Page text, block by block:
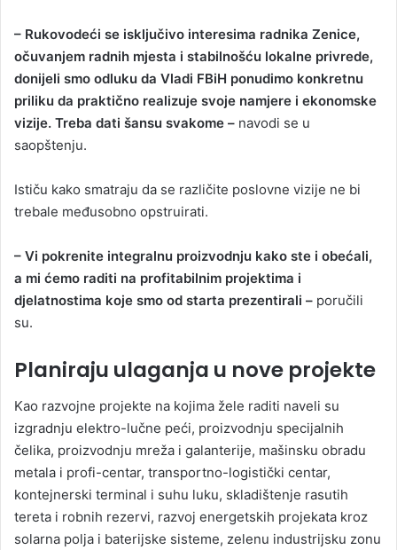
– Rukovodeći se isključivo interesima radnika Zenice,
očuvanjem radnih mjesta i stabilnošću lokalne privrede,
donijeli smo odluku da Vladi FBiH ponudimo konkretnu
priliku da praktično realizuje svoje namjere i ekonomske
vizije. Treba dati šansu svakome – navodi se u
saopštenju.
Ističu kako smatraju da se različite poslovne vizije ne bi
trebale međusobno opstruirati.
– Vi pokrenite integralnu proizvodnju kako ste i obećali,
a mi ćemo raditi na profitabilnim projektima i
djelatnostima koje smo od starta prezentirali – poručili
su.
Planiraju ulaganja u nove projekte
Kao razvojne projekte na kojima žele raditi naveli su
izgradnju elektro-lučne peći, proizvodnju specijalnih
čelika, proizvodnju mreža i galanterije, mašinsku obradu
metala i profi-centar, transportno-logistički centar,
kontejnerski terminal i suhu luku, skladištenje rasutih
tereta i robnih rezervi, razvoj energetskih projekata kroz
solarna polja i baterijske sisteme, zelenu industrijsku zonu